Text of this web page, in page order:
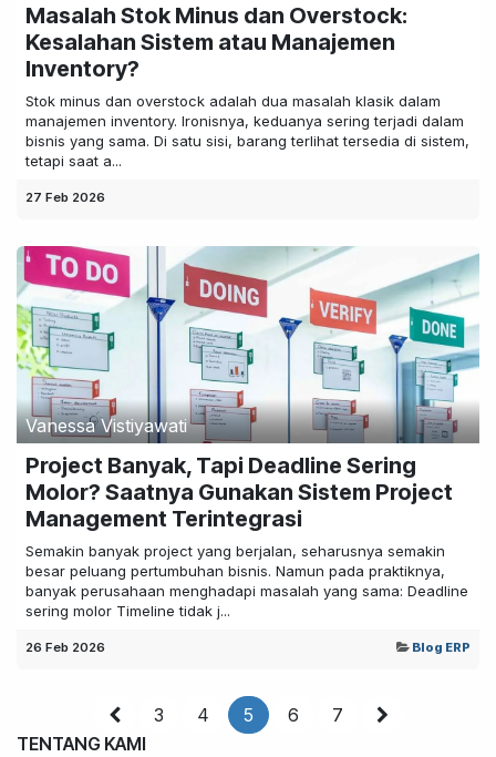
Masalah Stok Minus dan Overstock:
Kesalahan Sistem atau Manajemen
Inventory?
Stok minus dan overstock adalah dua masalah klasik dalam
manajemen inventory. Ironisnya, keduanya sering terjadi dalam
bisnis yang sama. Di satu sisi, barang terlihat tersedia di sistem,
tetapi saat a...
27 Feb 2026
Vanessa Vistiyawati
Project Banyak, Tapi Deadline Sering
Molor? Saatnya Gunakan Sistem Project
Management Terintegrasi
Semakin banyak project yang berjalan, seharusnya semakin
besar peluang pertumbuhan bisnis. Namun pada praktiknya,
banyak perusahaan menghadapi masalah yang sama: Deadline
sering molor Timeline tidak j...
26 Feb 2026 Blog ERP
3 4 5 6
7
TENTANG KAMI